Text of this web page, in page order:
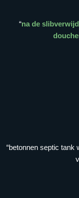
“na de
“betonnen septic tank